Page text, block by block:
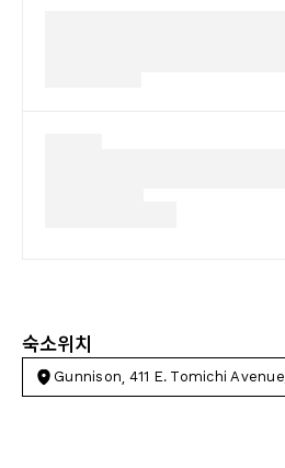
숙소위치
Gunnison, 411 E. Tomichi Avenue